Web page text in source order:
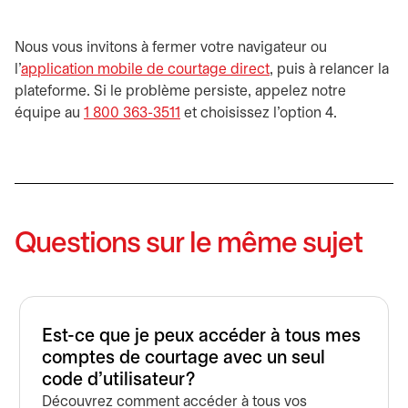
Nous vous invitons à fermer votre navigateur ou
l’application mobile de courtage direct, puis à relancer la
plateforme. Si le problème persiste, appelez notre
équipe au 1 800 363-3511 et choisissez l’option 4.
Questions sur le même sujet
Est-ce que je peux accéder à tous mes
comptes de courtage avec un seul
code d’utilisateur?
Découvrez comment accéder à tous vos